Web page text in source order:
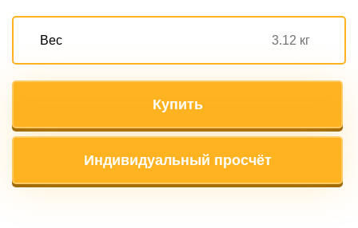
Вес 3.12 кг
Купить
Индивидуальный просчёт